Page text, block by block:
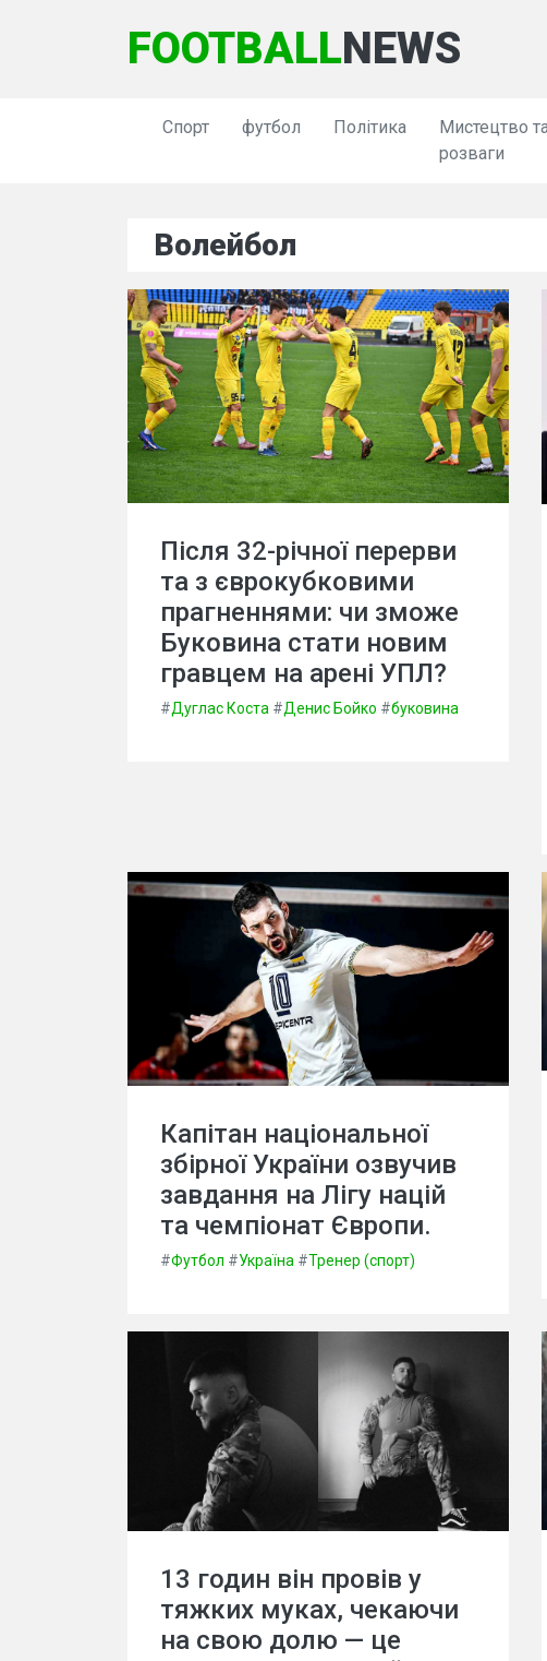
FOOTBALLNEWS
Спорт футбол Політика
Мистецтво
розваги
Волейбол
Після 32-річної перерви
та з єврокубковими
прагненнями: чи зможе
Буковина стати новим
гравцем на арені УПЛ?
#Дуглас Коста #Денис Бойко #буковина
Капітан національної
збірної України озвучив
завдання на Лігу націй
та чемпіонат Європи.
#Футбол #Україна #Тренер (спорт)
13 годин він провів у
тяжких муках, чекаючи
на свою долю — це